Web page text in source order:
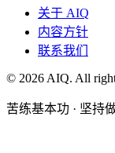
关于 AIQ
内容方针
联系我们
© 2026 AIQ. All
苦练基本功 · 坚持